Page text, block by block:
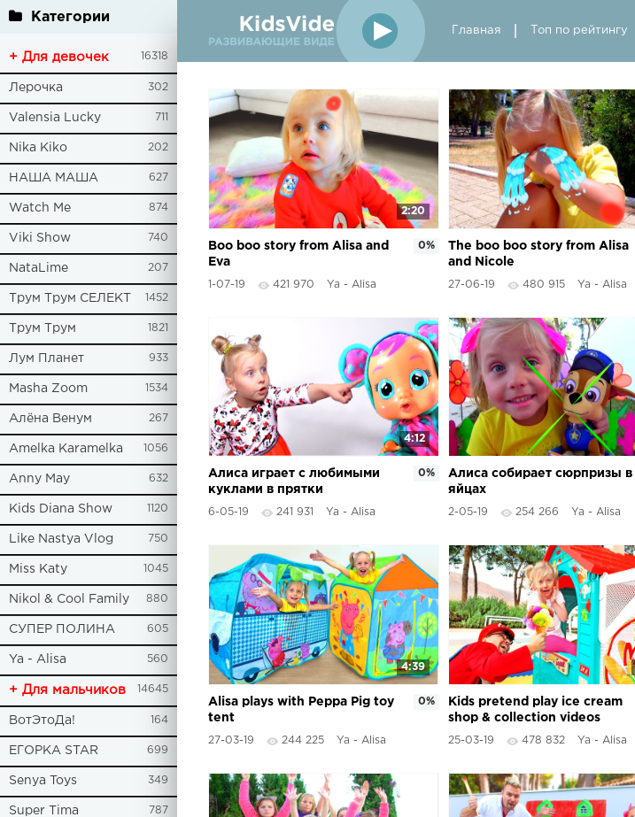
Категории
+ Для девочек 16318
Лерочка 302
Valensia Lucky 711
Nika Kiko 202
НАША МАША 627
Watch Me 874
Viki Show 740
NataLime 207
Трум Трум СЕЛЕКТ 1452
Трум Трум 1821
Лум Планет 933
Masha Zoom 1534
Алёна Венум 267
Amelka Karamelka 1056
Anny May 632
Kids Diana Show 1120
Like Nastya Vlog 750
Miss Katy 1045
Nikol & Cool Family 880
СУПЕР ПОЛИНА 605
Ya - Alisa 560
+ Для мальчиков 14645
ВотЭтоДа! 164
ЕГОРКА STAR 699
Senya Toys 349
Super Tima 787
Главная Топ по рейтингу
2:20
Boo boo story from Alisa and
Eva
1-07-19 421 970 Ya - Alisa
0%
The boo boo story from Alisa
and Nicole
27-06-19 480 915 Ya - Alisa
4:12
Алиса играет с любимыми
куклами в прятки
6-05-19 241 931 Ya - Alisa
0%
Алиса собирает сюрпризы в
яйцах
2-05-19 254 266 Ya - Alisa
4:39
Alisa plays with Peppa Pig toy
tent
27-03-19 244 225 Ya - Alisa
0%
Kids pretend play ice cream
shop & collection videos
about toys surprise
25-03-19 478 832 Ya - Alisa